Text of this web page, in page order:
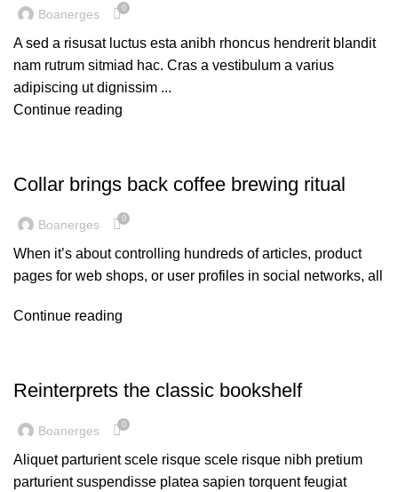
Boanerges 0
A sed a risusat luctus esta anibh rhoncus hendrerit blandit
nam rutrum sitmiad hac. Cras a vestibulum a varius
adipiscing ut dignissim ...
Continue reading
Collar brings back coffee brewing ritual
Boanerges 0
When it’s about controlling hundreds of articles, product
pages for web shops, or user profiles in social networks, all
Continue reading
Reinterprets the classic bookshelf
Boanerges 0
Aliquet parturient scele risque scele risque nibh pretium
parturient suspendisse platea sapien torquent feugiat